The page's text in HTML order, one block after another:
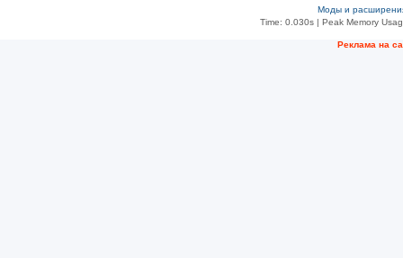
Моды и
Time: 0.030s| Peak Memory
Рeклама на